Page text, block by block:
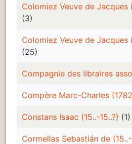
Colomiez Veuve de Jacques
(3)
Colomiez Veuve de Jacques
(25)
Compagnie des libraires
Compère Marc-Charles
Constans Isaac (15..-15..?) (1)
Cormellas Sebastián de